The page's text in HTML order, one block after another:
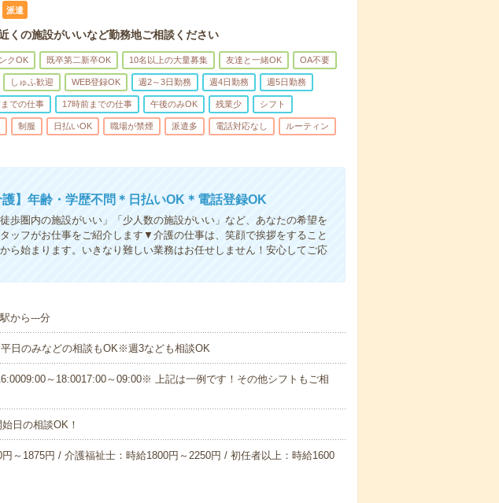
派遣
の施設がいいなど勤務地ご相談ください
クOK 既卒第二新卒OK 10名以上の大量募集 友達と一緒OK OA不要
しゅふ歓迎 WEB登録OK 週2～3日勤務 週4日勤務 週5日勤務
での仕事 17時前までの仕事 午後のみOK 残業少 シフト
制服 日払いOK 職場が禁煙 派遣多 電話対応なし ルーティン
護】年齢・学歴不問＊日払いOK＊電話登録OK
歩圏内の施設がいい」「少人数の施設がいい」など、あなたの希望を
ッフがお仕事をご紹介します▼介護の仕事は、笑顔で挨拶をすること
ら始まります。いきなり難しい業務はお任せしません！安心してご応
から---分
日のみなどの相談もOK※週3なども相談OK
～18:0017:00～09:00※ 上記は一例です！その他シフトもご相
日の相談OK！
～1875円 / 介護福祉士：時給1800円～2250円 / 初任者以上：時給1600